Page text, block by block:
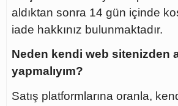
aldıktan sonra 14 gün içinde
iade hakkınız bulunmaktadır.
Neden kendi web sitenizden
yapmalıyım?
Satış platformlarına oranla,